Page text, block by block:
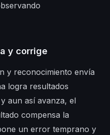
y corrige
y reconocimiento envía
logra resultados
aun así avanza, el
compensa la
un error temprano y